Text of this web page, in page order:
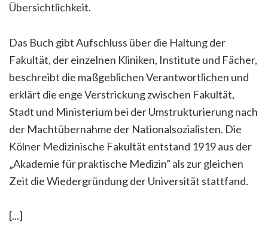
Übersichtlichkeit.
Das Buch gibt Aufschluss über die Haltung der
Fakultät, der einzelnen Kliniken, Institute und Fächer,
beschreibt die maßgeblichen Verantwortlichen und
erklärt die enge Verstrickung zwischen Fakultät,
Stadt und Ministerium bei der Umstrukturierung nach
der Machtübernahme der Nationalsozialisten. Die
Kölner Medizinische Fakultät entstand 1919 aus der
„Akademie für praktische Medizin” als zur gleichen
Zeit die Wiedergründung der Universität stattfand.
[...]